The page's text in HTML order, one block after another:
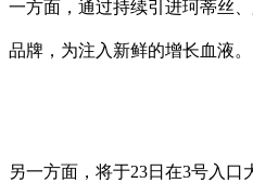
一方面，通过持续引进珂蒂丝
品牌，为注入新鲜的增长血液。
另一方面，将于23日在3号入口